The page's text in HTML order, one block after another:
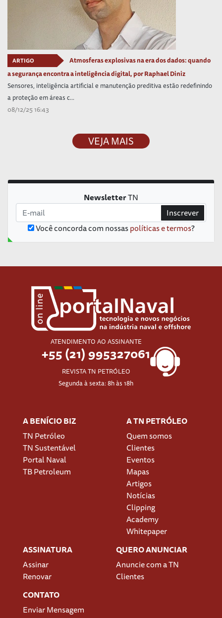
ARTIGO
Atmosferas explosivas na era dos dados: quando
a segurança encontra a inteligência digital, por Raphael Diniz
Sensores, inteligência artificial e manutenção preditiva estão redefinindo
a proteção em áreas c...
08/12/25 16:43
VEJA MAIS
NewsletterTN
Você concorda com nossaspolíticas e termos?
Inscrever
ATENDIMENTO AO ASSINANTE
+55 (21) 995327061
REVISTA TN PETRÓLEO
Segunda à sexta: 8h às 18h
A BENÍCIO BIZ
TN Petróleo
TN Sustentável
Portal Naval
TB Petroleum
A TN PETRÓLEO
Quem somos
Clientes
Eventos
Mapas
Artigos
Notícias
Clipping
Academy
Whitepaper
ASSINATURA
Assinar
Renovar
QUERO ANUNCIAR
Anuncie com a TN
Clientes
CONTATO
Enviar Mensagem